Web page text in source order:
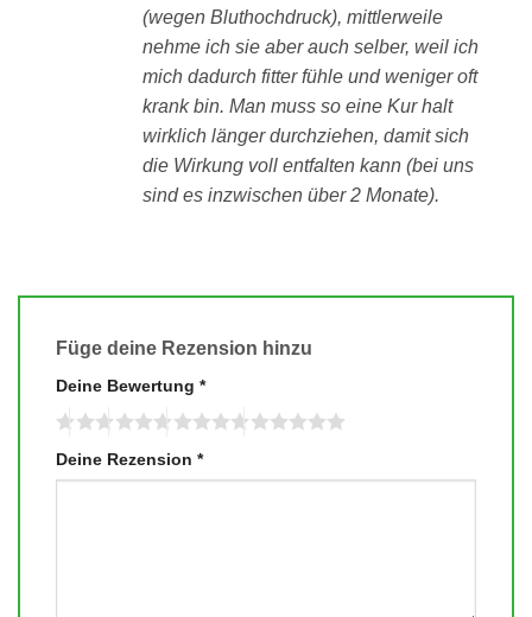
(wegen Bluthochdruck), mittlerweile
nehme ich sie aber auch selber, weil ich
mich dadurch fitter fühle und weniger oft
krank bin. Man muss so eine Kur halt
wirklich länger durchziehen, damit sich
die Wirkung voll entfalten kann (bei uns
sind es inzwischen über 2 Monate).
Füge deine Rezension hinzu
Deine Bewertung *
Deine Rezension *